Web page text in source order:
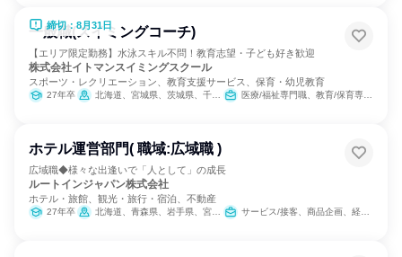
締切：8月31日
一般職(スイミングコーチ)
【エリア限定勤務】水泳スキル不問！教育志望・子ども好き歓迎
株式会社イトマンスイミングスクール
スポーツ・レクリエーション、教育支援サービス、保育・幼児教育
27年卒 北海道、宮城県、茨城県、千葉県、東京都、神奈川県、静岡県、愛知県、三重県、京都府、大阪府、兵庫県、奈良県、福岡県 医療/福祉専門職、教育/保育専門職
ホテル運営部門( 職域:広域職 )
広域職◆様々な出逢いで「人として」の成長
ルートインジャパン株式会社
ホテル・旅館、観光・旅行・宿泊、不動産
27年卒 北海道、青森県、岩手県、宮城県、秋田県、山形県、福島県、茨城県、栃木県、群馬県、埼玉県、千葉県、東京都、神奈川県、新潟県、富山県、石川県、福井県、山梨県、長野県、岐阜県、静岡県、愛知県、三重県、滋賀県、京都府、大阪府、兵庫県、奈良県、和歌山県、鳥取県、島根県、岡山県、広島県、山口県、徳島県、香川県、愛媛県、福岡県、佐賀県、長崎県、熊本県、大分県、宮崎県、鹿児島県、沖縄県 サービス/接客、商品企画、経営/事業企画